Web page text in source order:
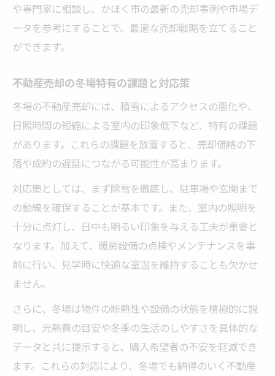
や専門家に相談し、かほく市の最新の売却事例や市場デ
ータを参考にすることで、最適な売却戦略を立てること
ができます。
不動産売却の冬場特有の課題と対応策
冬場の不動産売却には、積雪によるアクセスの悪化や、
日照時間の短縮による室内の印象低下など、特有の課題
があります。これらの課題を放置すると、売却価格の下
落や成約の遅延につながる可能性が高まります。
対応策としては、まず除雪を徹底し、駐車場や玄関まで
の動線を確保することが基本です。また、室内の照明を
十分に点灯し、日中も明るい印象を与える工夫が重要と
なります。加えて、暖房設備の点検やメンテナンスを事
前に行い、見学時に快適な室温を維持することも欠かせ
ません。
さらに、冬場は物件の断熱性や設備の状態を積極的に説
明し、光熱費の目安や冬季の生活のしやすさを具体的な
データと共に提示すると、購入希望者の不安を軽減でき
ます。これらの対応により、冬場でも納得のいく不動産